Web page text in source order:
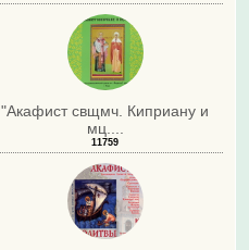
"Акафист свщмч. Киприану и
мц....
11759